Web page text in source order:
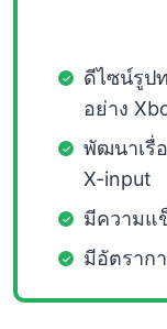
ดีไซน์รูป
อย่าง
พัฒนาเรื่
X-input
มีความแ
มีอัตราก